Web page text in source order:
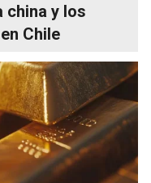
china y los
Chile